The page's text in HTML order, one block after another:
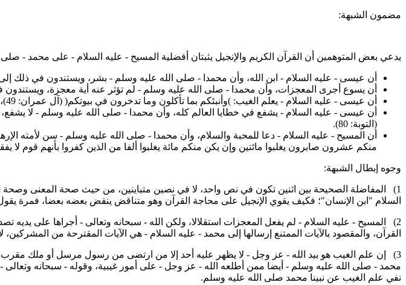
مضمون الشبهة:
يدعي بعض المتوهمين أن القرآن الكريم والإنجيل يثبتان أفضلية المسيح - عليه السلام - على محمد -
أن عيسى - عليه السلام - ابن الله، وأن محمدا - صلى الله عليه وسلم - بشر، ويستندون في ذلك
أن يسوع أجرى المعجزات، وأن محمدا - صلى الله عليه وسلم - لم تؤثر عنه أية معجزة، ويستندون في
أن عيسى - عليه السلام - يعلم الغيب: )وأنبئكم بما تأكلون وما تدخرون في بيوتكم( (آل عمران: 49)، وأن محمدا لا علم له به: )ولو كنت أعلم الغيب لاستكثرت من الخير( (الأعراف: 188).
أن عيسى - عليه السلام - يشفع في خطايا العالم كله، وأن محمدا - صلى الله عليه وسلم - لا
(التوبة: 80).
أن المسيح - عليه السلام - دعا للمحبة والسلام، وأن محمدا - صلى الله عليه وسلم - سن لأمته
منكم عشرون صابرون يغلبوا مائتين وإن يكن منكم مائة يغلبوا ألفا من الذين كفروا بأنهم قوم لا يفقهون (65)(
وجوه إبطال الشبهة:
1) المفاضلة الصحيحة بين اثنين تكون في نص واحد، لا في نصين متباينين، من حيث صحة المعنى وصحة
السلام "ابن الإنسان"؛ فكيف يقوي الإنجيل على محاجة القرآن وهو متناقض ينقض بعضه بعضا، فمرة
2) المسيح - عليه السلام - لم يفعل المعجزات استقلالا، ولكن الله - سبحانه وتعالى - أجراها على
القرآن، والمقصود بالآيات الممتنع إرسالها إلى محمد - عليه السلام - هي الآيات المقترحة من المشركين،
3) إن علم الغيب هو بيد الله - عز وجل - لا يظهر عليه أحد إلا من ارتضى من رسول مرسل أو ملك
نفي علم الغيب عن نبينا محمد صلى الله عليه وسلم.